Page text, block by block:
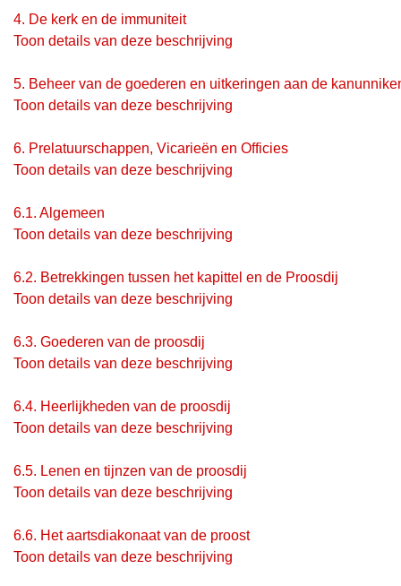
4. De kerk en de immuniteit
Toon details van deze beschrijving
5. Beheer van de goederen en uitkeringen aan de
Toon details van deze beschrijving
6. Prelatuurschappen, Vicarieën en Officies
Toon details van deze beschrijving
6.1. Algemeen
Toon details van deze beschrijving
6.2. Betrekkingen tussen het kapittel en de Proosdij
Toon details van deze beschrijving
6.3. Goederen van de proosdij
Toon details van deze beschrijving
6.4. Heerlijkheden van de proosdij
Toon details van deze beschrijving
6.5. Lenen en tijnzen van de proosdij
Toon details van deze beschrijving
6.6. Het aartsdiakonaat van de proost
Toon details van deze beschrijving